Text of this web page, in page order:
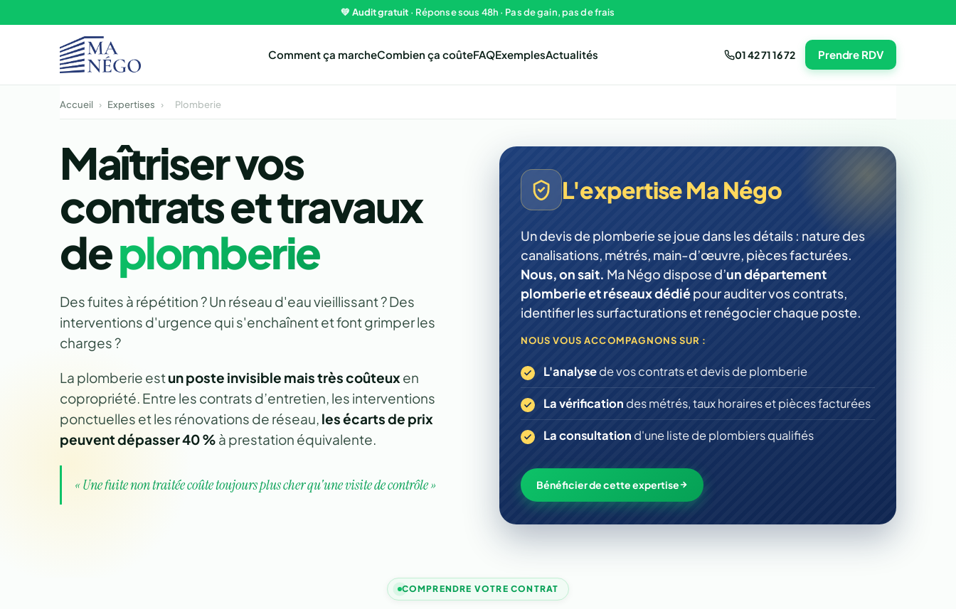
💚 Audit gratuit · Réponse sous 48h · Pas de gain, pas de frais
Comment ça marcheCombien ça coûteFAQExemplesActualités 01 42 71 16 72 Prendre RDV
Accueil › Expertises › Plomberie
Maîtriser vos
contrats et travaux
deplomberie
Des fuites à répétition ? Un réseau d'eau vieillissant ? Des
interventions d'urgence qui s'enchaînent et font grimper les
charges ?
La plomberie estun poste invisible mais très coûteux en
copropriété. Entre les contrats d’entretien, les interventions
ponctuelles et les rénovations de réseau, les écarts de prix
peuvent dépasser 40 % à prestation équivalente.
« Une fuite non traitée coûte toujours plus cher qu'une visite de contrôle »
L'expertise Ma Négo
Un devis de plomberie se joue dans les détails : nature des
canalisations, métrés, main-d’œuvre, pièces facturées.
Nous, on sait. Ma Négo dispose d’un département
plomberie et réseaux dédiépour auditer vos contrats,
identifier les surfacturations et renégocier chaque poste.
NOUS VOUS ACCOMPAGNONS SUR :
L'analysede vos contrats et devis de plomberie
La vérification des métrés, taux horaires et pièces facturées
La consultation d'une liste de plombiers qualifiés
Bénéficier de cette expertise
COMPRENDRE VOTRE CONTRAT